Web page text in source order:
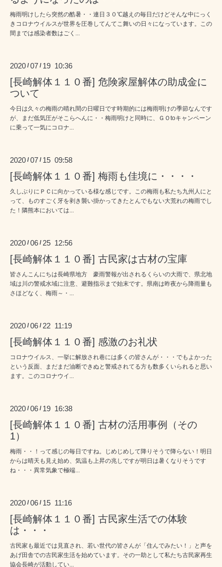
梅雨明けしたら突然の酷暑・・連日３０℃越えの毎日だけどそんな中にっく
きコロナウイルスが世界を圧巻してんてこ舞いの日々になっています。この
間までは感染者数はごく...
2020 /07 / 19 10:36
[長崎解体１１０番] 危険家屋解体の助成金に
ついて
今日は久々の梅雨の晴れ間の日曜日です時期的には梅雨明けの季節なんです
が、まだ低気圧がそこらへんに・・梅雨明けと同時に、ＧＯtoキャンペーン
に乗って一気にコロナ...
2020 /07 / 15 09:58
[長崎解体１１０番] 梅雨も佳境に・・・・
久しぶりにＰＣに向かっている様な感じです。この梅雨も私たち九州人にと
って、ものすごく牙を剥き襲い掛かってきたとんでもない大荒れの梅雨でし
た！隣熊本においては...
2020 /06 / 25 12:56
[長崎解体１１０番] 古民家は古材の宝庫
皆さんこんにちは長崎県地方 豪雨警報が出されるくらいの大雨で、県北地
域は川の警戒水域に注意、避難指示まで始末です。県南は昨夜から降雨量も
さほどなく、梅雨～・...
2020 /06 / 22 11:19
[長崎解体１１０番] 感激のお礼状
コロナウイルス、一挙に解放され巷には多くの皆さんが・・・でもよかった
という反面、まだまだ油断できぬと警戒されてる方も数多くいられると思い
ます。このコロナウイ...
2020 /06 / 19 16:38
[長崎解体１１０番] 古材の活用事例（その
1）
梅雨・・！って感じの毎日ですね。じめじめして降りそうで降らない！明日
からは晴天も見え始め、気温も上昇の兆しですが明日は暑くなりそうです
ね・・・異常気象で極端...
2020 /06 / 15 11:16
[長崎解体１１０番] 古民家生活での体験
は・・・
古民家も最近では見直され、若い世代の皆さんが「住んでみたい！」と声を
あげ田舎での古民家生活を始めています。その一助として私たち古民家再生
協会長崎が活動してい...